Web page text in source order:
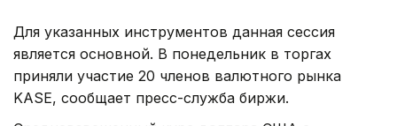
Для указанных инструментов данная сессия
является основной. В понедельник в торгах
приняли участие 20 членов валютного рынка
KASE, сообщает пресс-служба биржи.